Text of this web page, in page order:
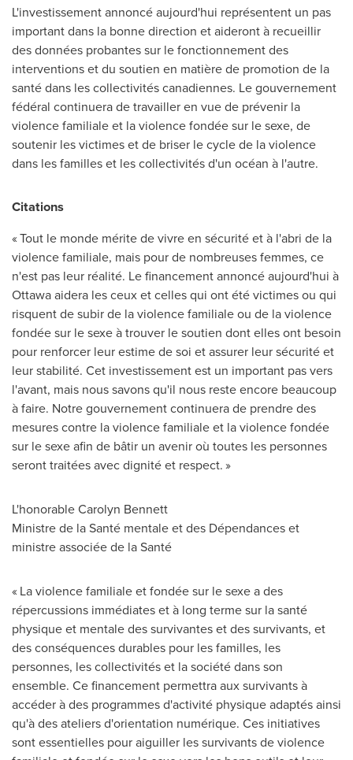
L'investissement annoncé aujourd'hui représentent un pas
important dans la bonne direction et aideront à recueillir
des données probantes sur le fonctionnement des
interventions et du soutien en matière de promotion de la
santé dans les collectivités canadiennes. Le gouvernement
fédéral continuera de travailler en vue de prévenir la
violence familiale et la violence fondée sur le sexe, de
soutenir les victimes et de briser le cycle de la violence
dans les familles et les collectivités d'un océan à l'autre.
Citations
« Tout le monde mérite de vivre en sécurité et à l'abri de la
violence familiale, mais pour de nombreuses femmes, ce
n'est pas leur réalité. Le financement annoncé aujourd'hui à
Ottawaaidera les ceux et celles qui ont été victimes ou qui
risquent de subir de la violence familiale ou de la violence
fondée sur le sexe à trouver le soutien dont elles ont besoin
pour renforcer leur estime de soi et assurer leur sécurité et
leur stabilité. Cet investissement est un important pas vers
l'avant, mais nous savons qu'il nous reste encore beaucoup
à faire. Notre gouvernement continuera de prendre des
mesures contre la violence familiale et la violence fondée
sur le sexe afin de bâtir un avenir où toutes les personnes
seront traitées avec dignité et respect. »
L'honorableCarolyn Bennett
Ministre de la Santé mentale et des Dépendances et
ministre associée de la Santé
« La violence familiale et fondée sur le sexe a des
répercussions immédiates et à long terme sur la santé
physique et mentale des survivantes et des survivants, et
des conséquences durables pour les familles, les
personnes, les collectivités et la société dans son
ensemble. Ce financement permettra aux survivants à
accéder à des programmes d'activité physique adaptés ainsi
qu'à des ateliers d'orientation numérique. Ces initiatives
sont essentielles pour aiguiller les survivants de violence